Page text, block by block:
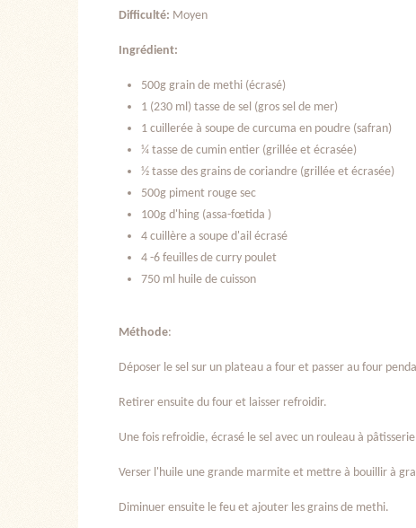
Difficulté: Moyen
Ingrédient:
500g grain de methi (écrasé)
1 (230 ml) tasse de sel (gros sel de mer)
1 cuillerée à soupe de curcuma en poudre (safran)
¼ tasse de cumin entier (grillée et écrasée)
½ tasse des grains de coriandre (grillée et écrasée)
500g piment rouge sec
100g d'hing (assa-fœtida )
4 cuillère a soupe d'ail écrasé
4 -6 feuilles de curry poulet
750 ml huile de cuisson
Méthode:
Déposer le sel sur un plateau a four et passer au four
Retirer ensuite du four et laisser refroidir.
Une fois refroidie, écrasé le sel avec un rouleau à
Verser l'huile une grande marmite et mettre à bouillir à
Diminuer ensuite le feu et ajouter les grains de methi.